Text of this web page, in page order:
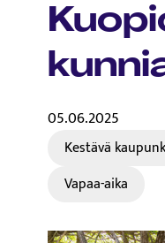
05.06.2025
Kestävä
Vapaa-aika